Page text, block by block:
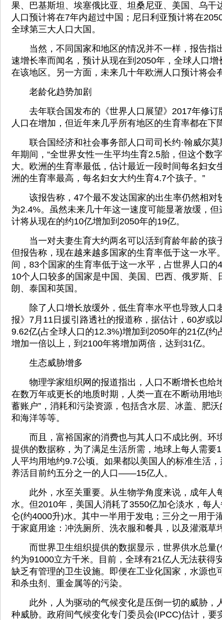
果、巴基斯坦、埃塞俄比亚、坦桑尼亚、美国、乌干
人口预计将在7年内超过中国；尼日利亚预计将在
全球第三大人口大国。
当然，不同国家和地区的情况并不一样，报告指
速增长率而闻名，预计从现在到2050年，全球人口
在该地区。另一方面，未来几十年欧洲人口预计将会
老龄化趋势加剧
去年联合国发布的《世界人口展望》2017年修订
人口在增加，但近年来几乎所有地区的生育率都在下
联合国经济和社会事务部人口司司长约·翰威尔
年期间，“全世界女性一生平均生育2.5胎，但这个数
大。欧洲的生育率最低，估计最近一段时间每名妇女
洲的生育率最高，每名妇女大约生育4.7个孩子。”
该报告称，47个最不发达国家的出生率仍然相对
为2.4%。虽然未来几十年这一速度可能显著放缓，
计将从现在的约10亿增加到2050年的19亿。
当一对夫妻生育大约两名可以活到育龄年龄的孩
但报告称，现在越来越多国家的生育率低于这一水
间，83个国家的生育率低于这一水平，占世界人口的
10个人口较多的国家是中国、美国、巴西、俄罗斯、
朗、泰国和英国。
除了人口增长放缓外，低生育率水平也导致人口
报》7月11日援引路透社的报道称，据估计，60岁或
9.62亿(占全球人口的12.3%)增加到2050年的21亿(约
增加一倍以上，到2100年将增加两倍，达到31亿。
生态威胁增多
物理学家组织网的报道指出，人口不断增长也给
在数万年或更长的地质时期，人类一直在不断动用地
蓄账户”，消耗和污染资源，包括含水层、冰盖、肥
和海洋等等。
而且，富裕国家的消费也与其人口不成比例。环
提供的数据称，为了满足生活所需，地球上每人需要
人平均用地约9.7公顷。如果都以美国人的标准生活
养活目前约五分之一的人口——15亿人。
此外，水至关重要。从生物学角度来说，成年人
水。但2010年，美国人消耗了3550亿加仑淡水，每
仑(约4000升)水。其中一半用于发电；三分之一用于
于家庭用途：冲洗厕所、洗衣服和餐具，以及灌溉草
而世界卫生组织提供的数据显示，世界供水总量(
约为91000立方千米。目前，全球有21亿人无法获得
缺乏有管理的卫生设施。即便在工业化国家，水源也
和杀虫剂、重金属等的污染。
此外，人为驱动的气候变化是压倒一切的威胁，
种威胁。政府间气候变化专门委员会(IPCC)估计，要